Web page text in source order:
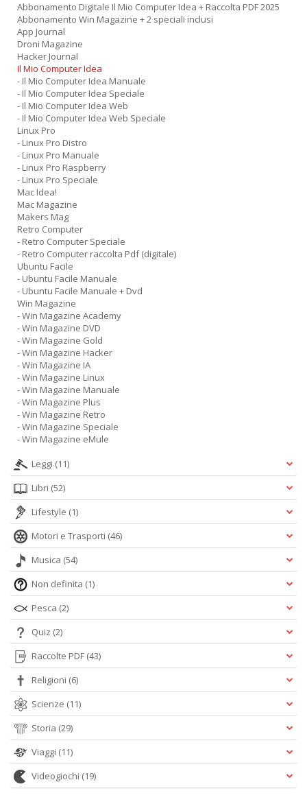
Abbonamento Digitale Il Mio Computer Idea + Raccolta PDF 2025
Abbonamento Win Magazine + 2 speciali inclusi
App Journal
Droni Magazine
Hacker Journal
Il Mio Computer Idea
- Il Mio Computer Idea Manuale
- Il Mio Computer Idea Speciale
- Il Mio Computer Idea Web
- Il Mio Computer Idea Web Speciale
Linux Pro
- Linux Pro Distro
- Linux Pro Manuale
- Linux Pro Raspberry
- Linux Pro Speciale
Mac Idea!
Mac Magazine
Makers Mag
Retro Computer
- Retro Computer Speciale
- Retro Computer raccolta Pdf (digitale)
Ubuntu Facile
- Ubuntu Facile Manuale
- Ubuntu Facile Manuale + Dvd
Win Magazine
- Win Magazine Academy
- Win Magazine DVD
- Win Magazine Gold
- Win Magazine Hacker
- Win Magazine IA
- Win Magazine Linux
- Win Magazine Manuale
- Win Magazine Plus
- Win Magazine Retro
- Win Magazine Speciale
- Win Magazine eMule
Leggi (11)
Libri (52)
Lifestyle (1)
Motori e Trasporti (46)
Musica (54)
Non definita (1)
Pesca (2)
Quiz (2)
Raccolte PDF (43)
Religioni (6)
Scienze (11)
Storia (29)
Viaggi (11)
Videogiochi (19)